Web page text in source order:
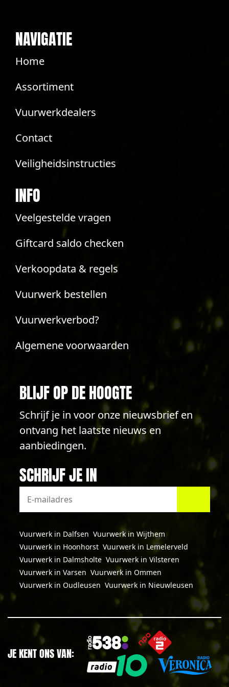
NAVIGATIE
Home
Assortiment
Vuurwerkdealers
Contact
Veiligheidsinstructies
INFO
Veelgestelde vragen
Giftcard saldo checken
Verkoopdata & regels
Vuurwerk bestellen
Vuurwerkverbod?
Algemene voorwaarden
BLIJF OP DE HOOGTE
Schrijf je in voor onze nieuwsbrief en
ontvang het laatste nieuws en
aanbiedingen.
SCHRIJF JE IN
Vuurwerk in Dalfsen Vuurwerk in Wijthem
Vuurwerk in Hoonhorst Vuurwerk in Lemelerveld
Vuurwerk in Dalmsholte Vuurwerk in Vilsteren
Vuurwerk in Varsen Vuurwerk in Ommen
Vuurwerk in Oudleusen Vuurwerk in Nieuwleusen
JE KENT ONS VAN: